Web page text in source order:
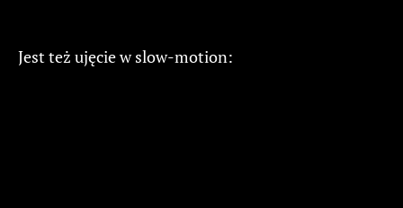
Jest też ujęcie w slow-motion: